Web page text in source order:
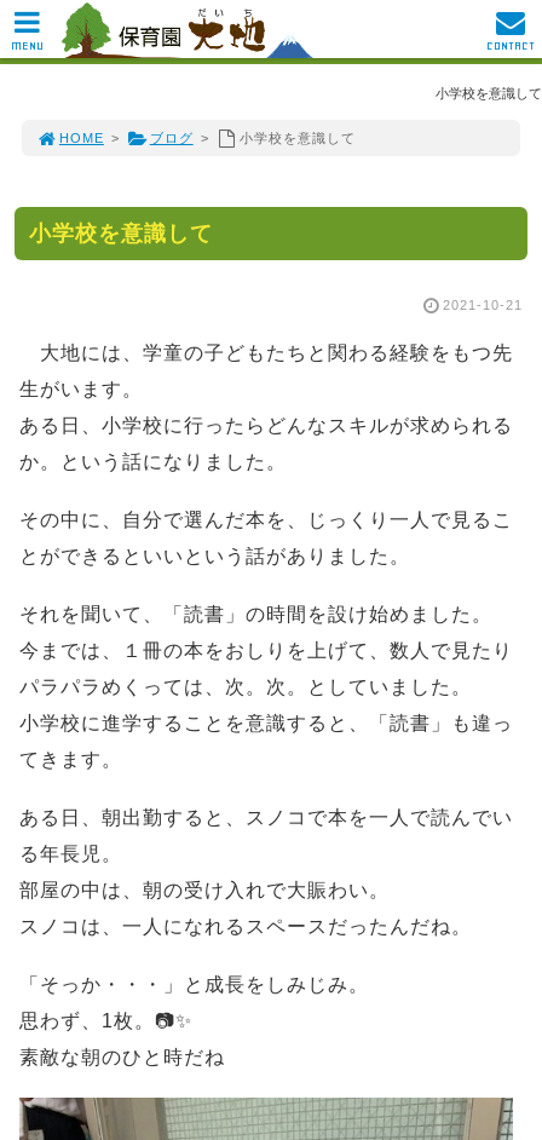
小学校を意識して
HOME > ブログ > 小学校を意識して
小学校を意識して
2021-10-21
大地には、学童の子どもたちと関わる経験をもつ先
生がいます。
ある日、小学校に行ったらどんなスキルが求められる
か。という話になりました。
その中に、自分で選んだ本を、じっくり一人で見るこ
とができるといいという話がありました。
それを聞いて、「読書」の時間を設け始めました。
今までは、１冊の本をおしりを上げて、数人で見たり
パラパラめくっては、次。次。としていました。
小学校に進学することを意識すると、「読書」も違っ
てきます。
ある日、朝出勤すると、スノコで本を一人で読んでい
る年長児。
部屋の中は、朝の受け入れで大賑わい。
スノコは、一人になれるスペースだったんだね。
「そっか・・・」と成長をしみじみ。
思わず、1枚。📷✨
素敵な朝のひと時だね
MENU CONTACT